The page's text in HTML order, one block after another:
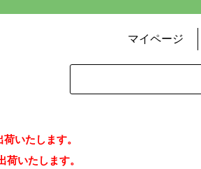
マイページ
いたします。
いたします。